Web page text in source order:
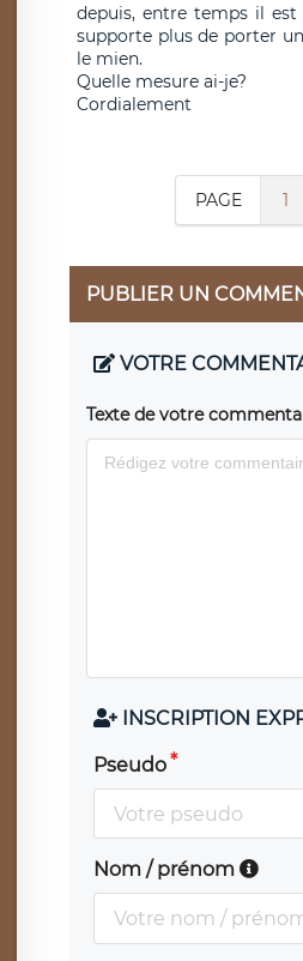
depuis, entre temps il est
supporte plus de porter
le mien.
Quelle mesure ai-je?
Cordialement
PAGE 1
PUBLIER UN
VOTRE
Texte de votre
INSCRIPTION
Pseudo
Nom / prénom